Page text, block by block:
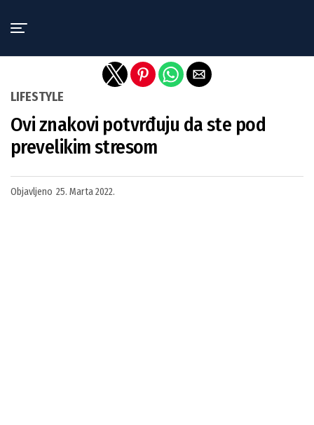
LIFESTYLE
Ovi znakovi potvrđuju da ste pod
prevelikim stresom
Objavljeno 25. Marta 2022.